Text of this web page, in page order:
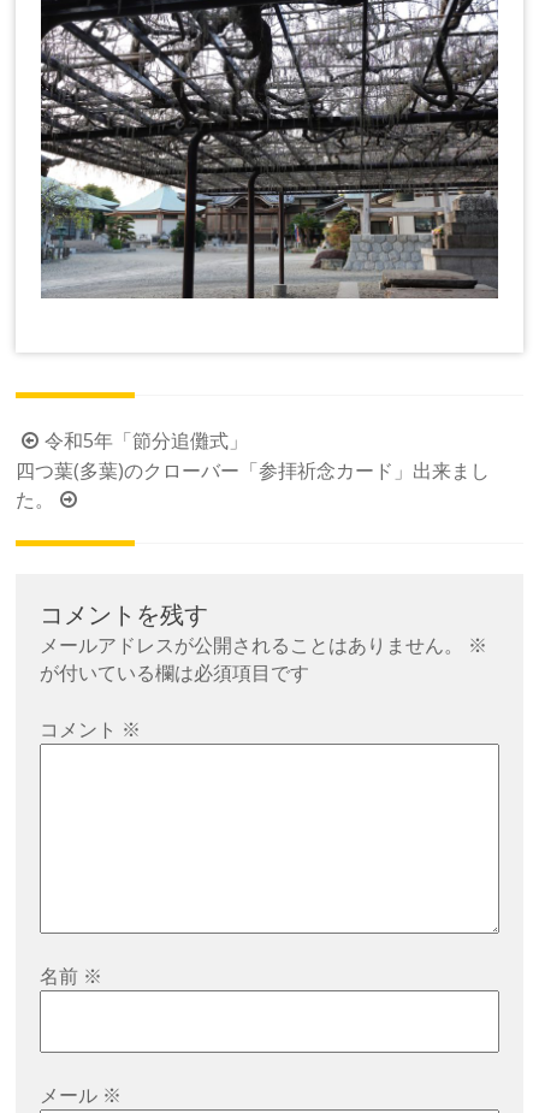
投
稿
ナ
ビ
令和5年「節分追儺式」
四つ葉(多葉)のクローバー「参拝祈念カード」出来まし
た。
コメントを残す
メールアドレスが公開されることはありません。
※
が付いている欄は必須項目です
コメント ※
名前 ※
メール ※